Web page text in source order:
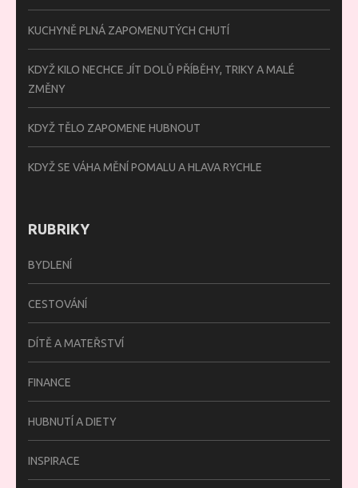
KUCHYNĚ PLNÁ ZAPOMENUTÝCH CHUTÍ
KDYŽ KILO NECHCE JÍT DOLŮ PŘÍBĚHY, TRIKY A MALÉ
ZMĚNY
KDYŽ TĚLO ZAPOMENE HUBNOUT
KDYŽ SE VÁHA MĚNÍ POMALU A HLAVA RYCHLE
RUBRIKY
BYDLENÍ
CESTOVÁNÍ
DÍTĚ A MATEŘSTVÍ
FINANCE
HUBNUTÍ A DIETY
INSPIRACE